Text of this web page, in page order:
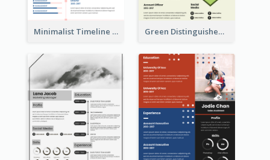
Minimalist Timeline Medical Student Resume Green Distinguished Resume